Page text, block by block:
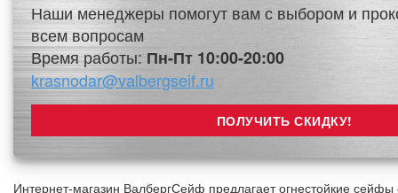
Наши менеджеры помогут вам с выбором и
всем вопросам
Время работы: Пн-Пт 10:00-20:00
krasnodar@valbergseif.ru
Интернет-магазин ВалбергСейф предлагает огнестойкие сейфы